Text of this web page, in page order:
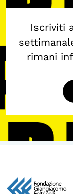
Iscriviti
rimani